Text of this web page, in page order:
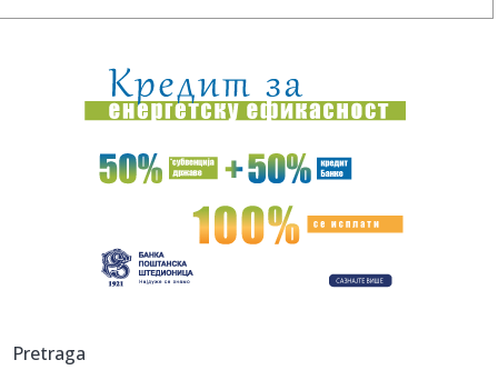
09:49:Gužve na granicama: Duge kolone na više prelaza, evo gdje
se na...
09:47:АМСС: На граничном прелазу ...
Amerika izaziva humanitarne probleme na Kubi
09:48:Džo Bajden u teškom stanju: "Rak se proširio, veoma je
Pretraga